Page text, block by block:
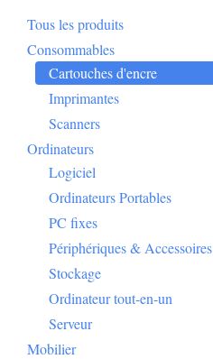
Tous les produits
Consommables
Cartouches d'encre
Imprimantes
Scanners
Ordinateurs
Logiciel
Ordinateurs Portables
PC fixes
Périphériques & Accessoires
Stockage
Ordinateur tout-en-un
Serveur
Mobilier